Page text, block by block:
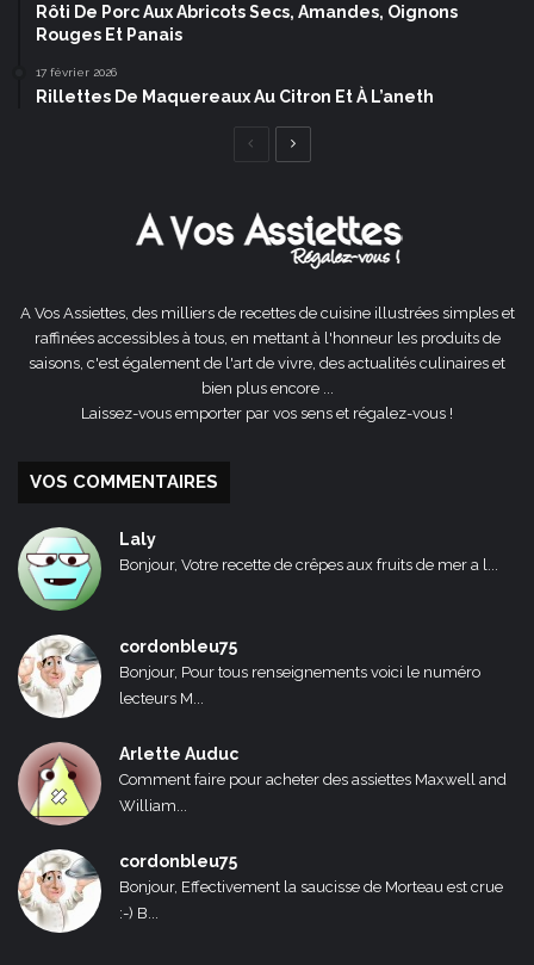
Rôti De Porc Aux Abricots Secs, Amandes, Oignons
Rouges Et Panais
17 février 2026
Rillettes De Maquereaux Au Citron Et À L’aneth
Page
A Vos Assiettes, des milliers de recettes de cuisine illustrées simples et
raffinées accessibles à tous, en mettant à l'honneur les produits de
saisons, c'est également de l'art de vivre, des actualités culinaires et
bien plus encore ...
Laissez-vous emporter par vos sens et régalez-vous !
VOS COMMENTAIRES
Laly
Bonjour, Votre recette de crêpes aux fruits de mer a l...
cordonbleu75
Bonjour, Pour tous renseignements voici le numéro
lecteurs M...
Arlette Auduc
Comment faire pour acheter des assiettes Maxwell and
William...
cordonbleu75
Bonjour, Effectivement la saucisse de Morteau est crue
:-) B...